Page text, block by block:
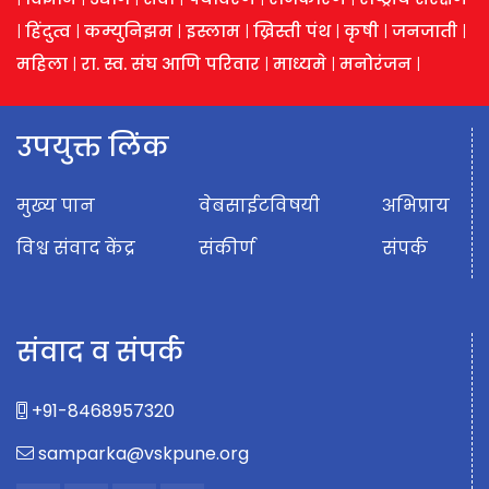
| हिंदुत्व | कम्युनिझम | इस्लाम | ख्रिस्ती पंथ| कृषी | जनजाती |
महिला | रा. स्व. संघ आणि परिवार | माध्यमे | मनोरंजन |
उपयुक्त लिंक
मुख्य पान
विश्व संवाद केंद्र
वेबसाईटविषयी
संकीर्ण
अभिप्राय
संपर्क
संवाद व संपर्क
+91-8468957320
samparka@vskpune.org